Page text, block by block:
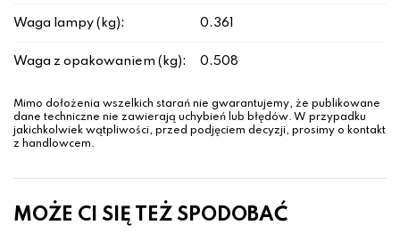
Waga lampy (kg): 0.361
Waga z opakowaniem (kg): 0.508
Mimo dołożenia wszelkich starań nie gwarantujemy, że publikowane
dane techniczne nie zawierają uchybień lub błędów. W przypadku
jakichkolwiek wątpliwości, przed podjęciem decyzji, prosimy o kontakt
z handlowcem.
MOŻE CI SIĘ TEŻ SPODOBAĆ